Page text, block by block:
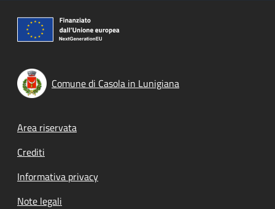
Comune di Casola in Lunigiana
Footer menu
Area riservata
Crediti
Informativa privacy
Note legali